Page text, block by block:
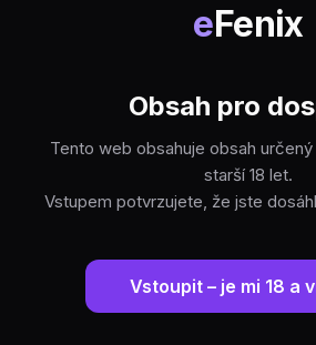
eFenix
Obsah pro
Tento web obsahuje obsah
starší 18 let.
Vstupem potvrzujete, že jste
Vstoupit – je mi 18 a